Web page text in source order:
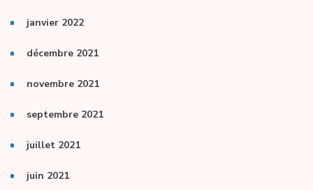
janvier 2022
décembre 2021
novembre 2021
septembre 2021
juillet 2021
juin 2021